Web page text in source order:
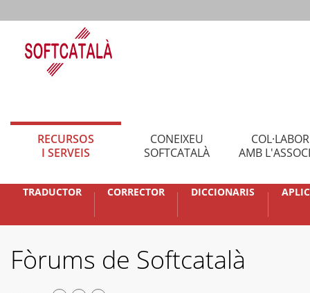
RECURSOS
I SERVEIS
CONEIXEU
SOFTCATALÀ
AMB
TRADUCTOR CORRECTOR DICCIONARIS
Fòrums de Softcatalà